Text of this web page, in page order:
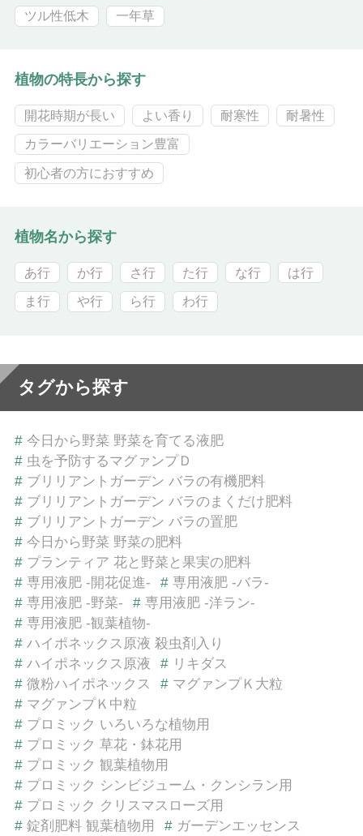
ツル性低木 一年草
植物の特長から探す
開花時期が長い よい香り 耐寒性 耐暑性
カラーバリエーション豊富
初心者の方におすすめ
植物名から探す
あ行 か行 さ行 た行 な行 は行
ま行 や行 ら行 わ行
タグから探す
# 今日から野菜 野菜を育てる液肥
# 虫を予防するマグァンプＤ
# ブリリアントガーデン バラの有機肥料
# ブリリアントガーデン バラのまくだけ肥料
# ブリリアントガーデン バラの置肥
# 今日から野菜 野菜の肥料
# プランティア 花と野菜と果実の肥料
# 専用液肥 -開花促進- # 専用液肥 -バラ-
# 専用液肥 -野菜- # 専用液肥 -洋ラン-
# 専用液肥 -観葉植物-
# ハイポネックス原液 殺虫剤入り
# ハイポネックス原液 # リキダス
# 微粉ハイポネックス # マグァンプＫ大粒
# マグァンプＫ中粒
# プロミック いろいろな植物用
# プロミック 草花・鉢花用
# プロミック 観葉植物用
# プロミック シンビジューム・クンシラン用
# プロミック クリスマスローズ用
# 錠剤肥料 観葉植物用 # ガーデンエッセンス